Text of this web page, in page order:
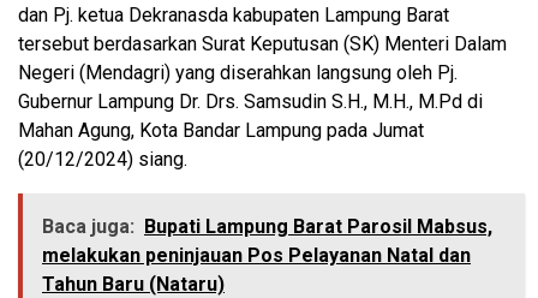
dan Pj. ketua Dekranasda kabupaten Lampung Barat
tersebut berdasarkan Surat Keputusan (SK) Menteri Dalam
Negeri (Mendagri) yang diserahkan langsung oleh Pj.
Gubernur Lampung Dr. Drs. Samsudin S.H., M.H., M.Pd di
Mahan Agung, Kota Bandar Lampung pada Jumat
(20/12/2024) siang.
Baca juga:
Bupati Lampung Barat Parosil Mabsus,
melakukan peninjauan Pos Pelayanan Natal dan
Tahun Baru (Nataru)